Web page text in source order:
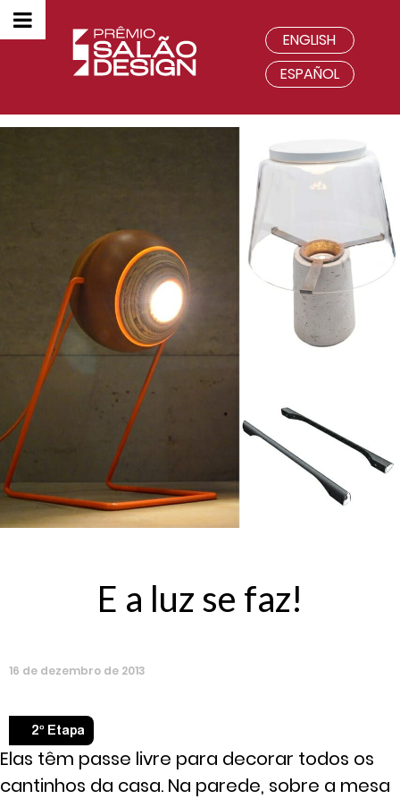
ENGLISH
ESPAÑOL
E a luz se faz!
16 de dezembro de 2013
2º Etapa
Elas têm passe livre para decorar todos os
cantinhos da casa. Na parede, sobre a mesa